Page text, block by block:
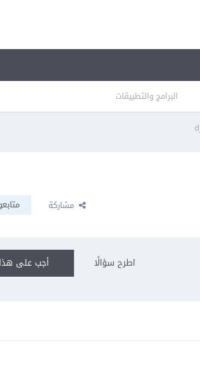
البرامج والتطبيقات
مشاركة
أجب على اطرح سؤالًا